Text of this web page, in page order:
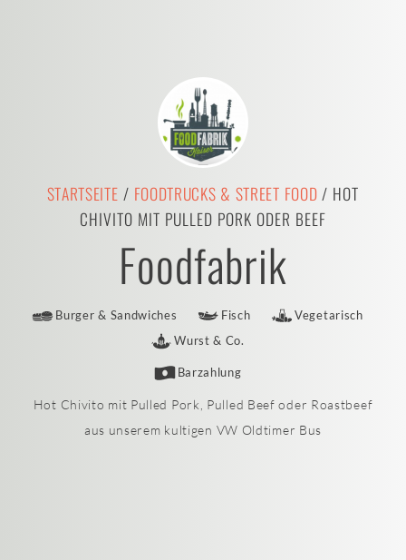
STARTSEITE / FOODTRUCKS & STREET FOOD/ HOT
CHIVITO MIT PULLED PORK ODER BEEF
Foodfabrik
Burger & Sandwiches Fisch
Vegetarisch
Wurst & Co.
Barzahlung
Hot Chivito mit Pulled Pork, Pulled Beef oder Roastbeef
aus unserem kultigen VW Oldtimer Bus